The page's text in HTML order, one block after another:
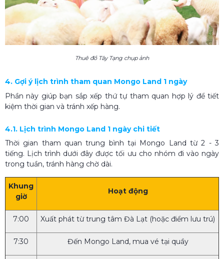
Thuê đồ Tây Tạng chụp ảnh
4. Gợi ý lịch trình tham quan Mongo Land 1 ngày
Phần này giúp bạn sắp xếp thứ tự tham quan hợp lý để tiết
kiệm thời gian và tránh xếp hàng.
4.1. Lịch trình Mongo Land 1 ngày chi tiết
Thời gian tham quan trung bình tại Mongo Land từ 2 - 3
tiếng. Lịch trình dưới đây được tối ưu cho nhóm đi vào ngày
trong tuần, tránh hàng chờ dài.
Khung
giờ
Hoạt động
7:00 Xuất phát từ trung tâm Đà Lạt (hoặc điểm lưu trú)
7:30 Đến Mongo Land, mua vé tại quầy